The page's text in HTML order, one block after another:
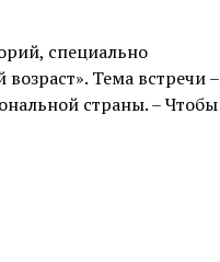
специально
Тема встречи –
страны. – Чтобы